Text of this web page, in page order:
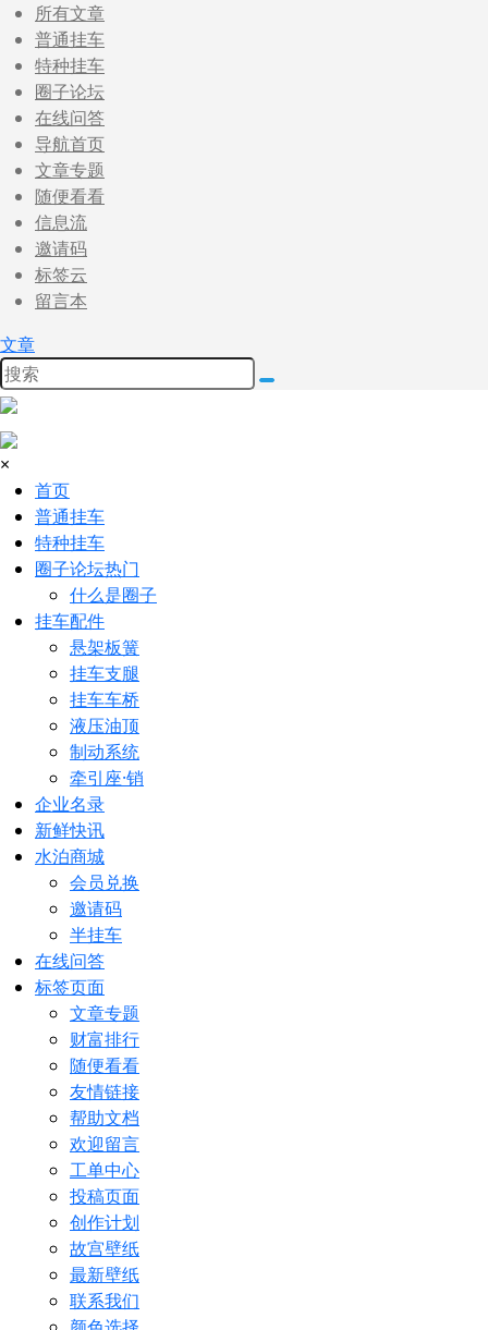
所有文章
普通挂车
特种挂车
圈子论坛
在线问答
导航首页
文章专题
随便看看
信息流
邀请码
标签云
留言本
文章
×
首页
普通挂车
特种挂车
圈子论坛热门
什么是圈子
挂车配件
悬架板簧
挂车支腿
挂车车桥
液压油顶
制动系统
牵引座·销
企业名录
新鲜快讯
水泊商城
会员兑换
邀请码
半挂车
在线问答
标签页面
文章专题
财富排行
随便看看
友情链接
帮助文档
欢迎留言
工单中心
投稿页面
创作计划
故宫壁纸
最新壁纸
联系我们